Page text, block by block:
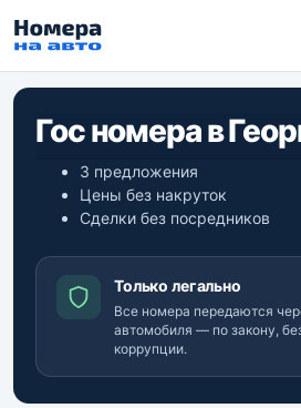
Гос номера в
3 предложения
Цены без накруток
Сделки без посредников
Только легально
Все номера передаются
автомобиля — по закону,
коррупции.